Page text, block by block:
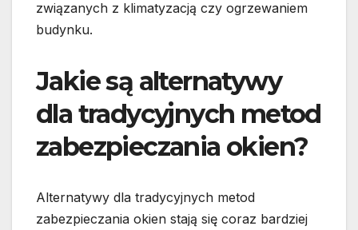
związanych z klimatyzacją czy ogrzewaniem
budynku.
Jakie są alternatywy
dla tradycyjnych metod
zabezpieczania okien?
Alternatywy dla tradycyjnych metod
zabezpieczania okien stają się coraz bardziej